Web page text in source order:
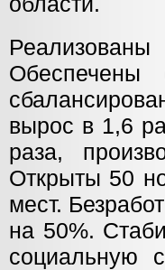
Обеспечены
вырос в 1,6
раза,
Открыты 50
мест.
на 50%.
социальную